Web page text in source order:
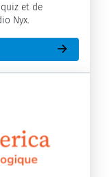
et de
Nyx.